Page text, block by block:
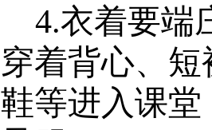
4.衣着要端
穿着背心、
鞋等进入课